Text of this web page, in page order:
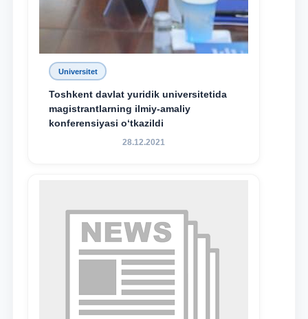
Universitet
Toshkent davlat yuridik universitetida
magistrantlarning ilmiy-amaliy
konferensiyasi o‘tkazildi
28.12.2021